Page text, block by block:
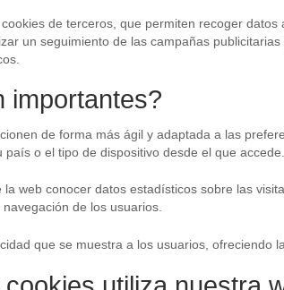
de terceros, que permiten recoger
un seguimiento de las campañas
importantes?
de forma más ágil y adaptada a las
o el tipo de dispositivo desde el que accede.
la web conocer datos estadísticos sobre las
de los usuarios.
que se muestra a los usuarios, ofreciendo